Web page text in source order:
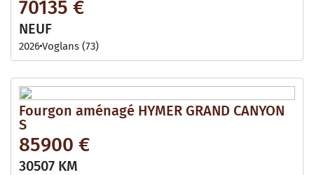
70135 €
NEUF
2026Voglans (73)
Fourgon aménagé HYMER GRAND CANYON
S
85900 €
30507 KM